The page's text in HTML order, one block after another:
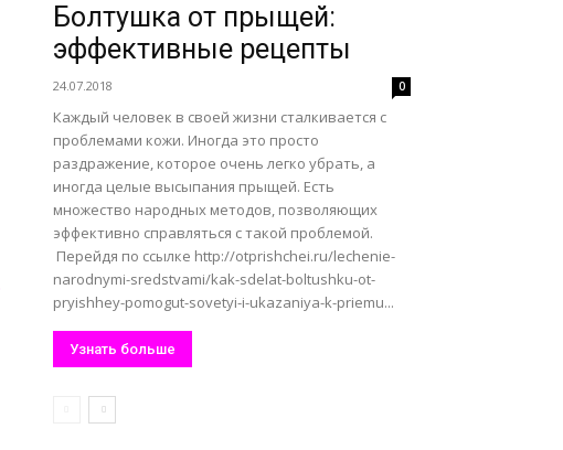
Болтушка от прыщей:
эффективные рецепты
24.07.2018 0
Каждый человек в своей жизни сталкивается с
проблемами кожи. Иногда это просто
раздражение, которое очень легко убрать, а
иногда целые высыпания прыщей. Есть
множество народных методов, позволяющих
эффективно справляться с такой проблемой.
Перейдя по ссылке http://otprishchei.ru/lechenie-
narodnymi-sredstvami/kak-sdelat-boltushku-ot-
pryishhey-pomogut-sovetyi-i-ukazaniya-k-priemu...
Узнать больше